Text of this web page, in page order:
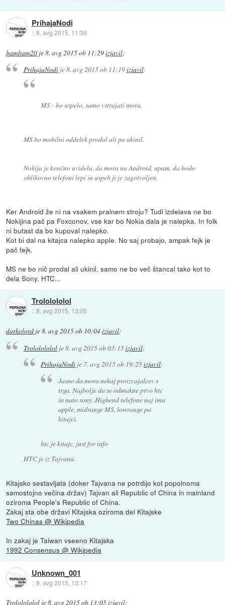
PrihajaNodi
::8. avg 2015, 11:36
bambam20 je8. avg 2015 ob 11:29izjavil:
PrihajaNodije8. avg 2015 ob 11:19izjavil:
MS - bo uspelo, samo vstrajati mora.
MS bo mobilni oddelek prodal ali pa ukinil.
Nokija je končno uvidela, da mora na Android, upam, da bodo
oblikovno telefoni lepi in uspeh ji je zagotvoljen.
Ker Android že ni na vsakem pralnem stroju? Tudi izdelava ne bo
Nokijina pač pa Foxconov, vse kar bo Nokia dala je nalepka. In folk
ni butast da bo kupoval nalepko.
Kot bi dal na kitajca nalepko apple. No saj probajo, ampak fejk je
pač fejk.
MS ne bo nič prodal ali ukinil, samo ne bo več štancal tako kot to
dela Sony, HTC...
Trololololol
::8. avg 2015, 13:05
darkolord je8. avg 2015 ob 10:04izjavil:
Trolololololje8. avg 2015 ob 03:15izjavil:
PrihajaNodi je 7. avg 2015 ob 19:25izjavil:
Jasno da mora nekaj proizvajalcev s
trga. Najbolje da se odmakne prvo htc
in nato sony. Highend telefone naj ima
apple, midrange MS, lowrange pa
kitajci.
htc je kitajc, just for info
HTC je iz Tajvana.
Kitajsko sestavljata (doker Tajvana ne potrdijo kot popolnoma
samostojno večina držav) Tajvan ali Republic of China in mainland
oziroma People's Republic of China.
Zakaj sta obe državi Kitajska oziroma del Kitajske
Two Chinas @ Wikipedia
In zakaj je Taiwan vseeno Kitajska
1992 Consensus @ Wikipedia
Unknown_001
::8. avg 2015, 13:17
Trololololol je8. avg 2015 ob 13:05izjavil: